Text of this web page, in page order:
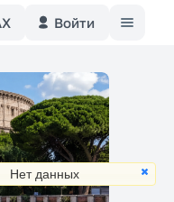
Войти
Нет данных